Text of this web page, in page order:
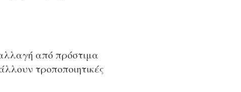
από πρόστιμα
τροποποιητικές